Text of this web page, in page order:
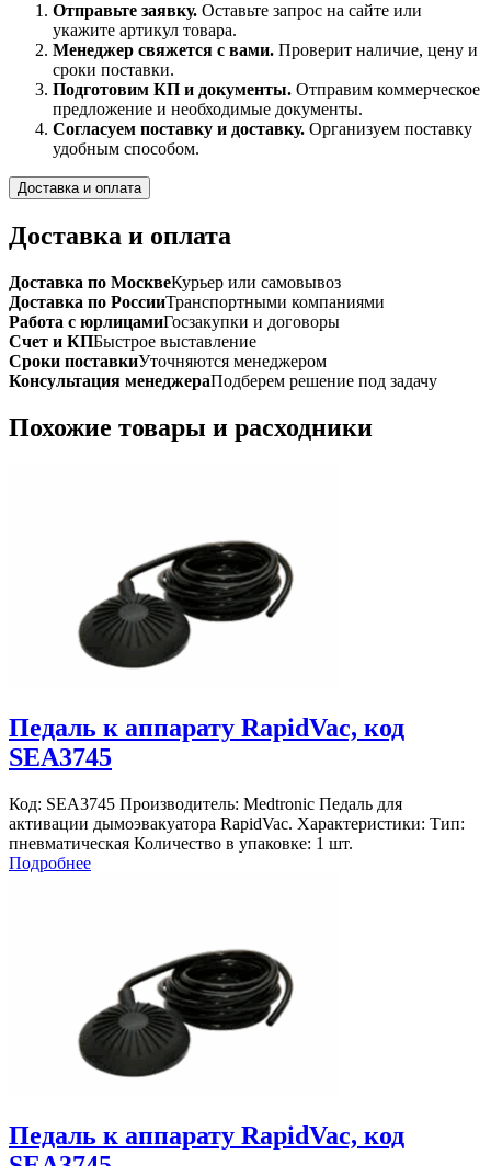
Отправьте заявку. Оставьте запрос на сайте или
укажите артикул товара.
Менеджер свяжется с вами. Проверит наличие, цену и
сроки поставки.
Подготовим КП и документы. Отправим коммерческое
предложение и необходимые документы.
Согласуем поставку и доставку. Организуем поставку
удобным способом.
Доставка и оплата
Доставка и оплата
Доставка по МосквеКурьер или самовывоз
Доставка по РоссииТранспортными компаниями
Работа с юрлицамиГосзакупки и договоры
Счет и КПБыстрое выставление
Сроки поставкиУточняются менеджером
Консультация менеджераПодберем решение под задачу
Похожие товары и расходники
Педаль к аппарату RapidVac, код
SEА3745
Код: SEА3745 Производитель: Medtronic Педаль для
активации дымоэвакуатора RapidVac. Характеристики: Тип:
пневматическая Количество в упаковке: 1 шт.
Подробнее
Педаль к аппарату RapidVac, код